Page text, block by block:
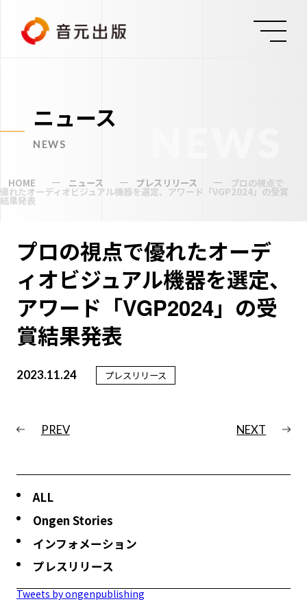
ニュース
NEWS
HOME ニュース プレスリリース プロの視点で
優れたオーディオビジュアル機器を選定、アワード「VGP2024」の受賞
結果発表
プロの視点で優れたオーデ
ィオビジュアル機器を選定、
アワード「VGP2024」の受
賞結果発表
2023.11.24 プレスリリース
PREV NEXT
ALL
Ongen Stories
インフォメーション
プレスリリース
Tweets by ongenpublishing